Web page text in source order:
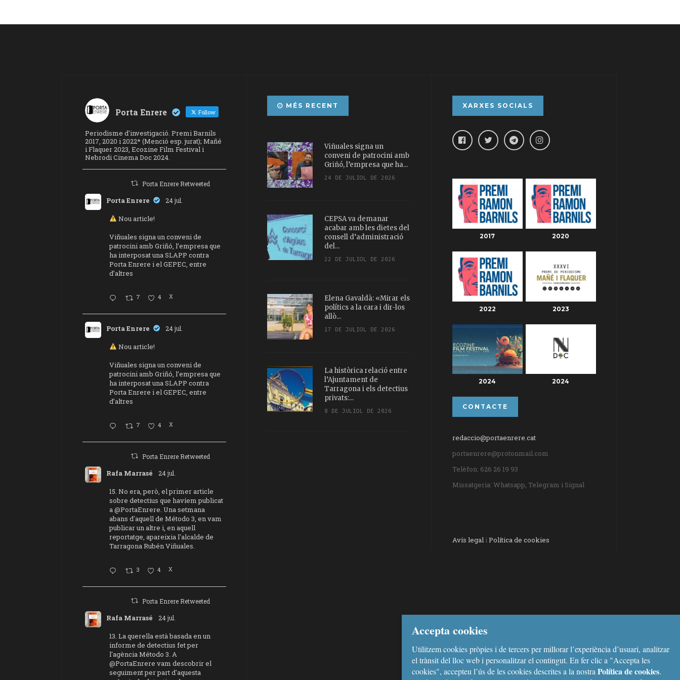
Porta Enrere Follow
Periodisme d'investigació. Premi Barnils
2017, 2020 i 2022* (Menció esp. jurat); Mañé
i Flaquer 2023, Ecozine Film Festival i
Nebrodi Cinema Doc 2024.
Porta Enrere Retweeted
Porta Enrere 24 jul.
Nou article!
Viñuales signa un conveni de
patrocini amb Griñó, l’empresa que
ha interposat una SLAPP contra
Porta Enrere i el GEPEC, entre
d’altres
7 4 X
Porta Enrere 24 jul.
Nou article!
Viñuales signa un conveni de
patrocini amb Griñó, l’empresa que
ha interposat una SLAPP contra
Porta Enrere i el GEPEC, entre
d’altres
7 4 X
Porta Enrere Retweeted
Rafa Marrasé 24 jul.
15. No era, però, el primer article
sobre detectius que havíem publicat
a@PortaEnrere. Una setmana
abans d'aquell de Método 3, en vam
publicar un altre i, en aquell
reportatge, apareixia l'alcalde de
Tarragona Rubén Viñuales.
3 4 X
Porta Enrere Retweeted
Rafa Marrasé 24 jul.
13. La querella està basada en un
informe de detectius fet per
l'agència Método 3. A
@PortaEnrere vam descobrir el
seguiment per part d'aquesta
MÉS RECENT
Viñuales signa un
conveni de patrocini amb
Griñó, l’empresa que ha...
24 DE JULIOL DE 2026
CEPSA va demanar
acabar amb les dietes del
consell d’administració
del...
22 DE JULIOL DE 2026
Elena Gavaldà: «Mirar els
polítics a la cara i dir-los
allò...
17 DE JULIOL DE 2026
La històrica relació entre
l’Ajuntament de
Tarragona i els detectius
privats:...
8 DE JULIOL DE 2026
XARXES SOCIALS
2017 2020
2022 2023
2024 2024
CONTACTE
redaccio@portaenrere.cat
portaenrere@protonmail.com
Telèfon: 626 26 19 93
Missatgeria: Whatsapp, Telegram i Signal
Avís legaliPolítica de cookies
Accepta cookies
Utilitzem cookies pròpies i de tercers per millorar l’experiència d’usuari, analitzar
el trànsit del lloc web i personalitzar el contingut. En fer clic a "Accepta les
cookies", accepteu l’ús de les cookies descrites a la nostra Política de cookies.